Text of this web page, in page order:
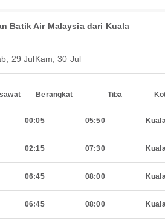
Batik Air Malaysia dari Kuala
29 JulKam, 30 Jul
Berangkat Tiba
00:05 05:50
02:15 07:30
06:45 08:00
06:45 08:00